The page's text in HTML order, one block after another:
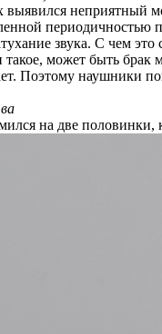
неприятный
периодичностью
звука. С чем это
может быть брак
Поэтому наушники
на две